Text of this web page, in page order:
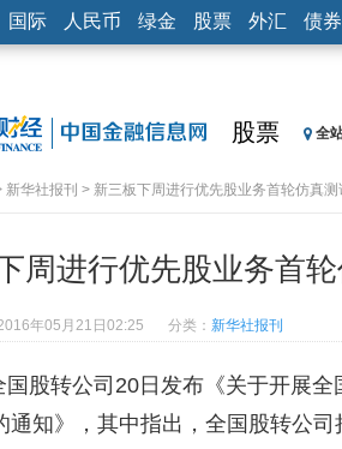
国际 人民币 绿金 股票 外汇 债券
股票 全
新华社报刊 > 新三板下周进行优先股业务首轮仿真测
周进行优先股业务首
年05月21日02:25 分类： 新华社报刊
股转公司20日发布《关于开展
通知》，其中指出，全国股转公